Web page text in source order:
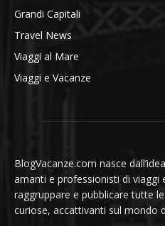
Grandi Capitali
Travel News
Viaggi al Mare
Viaggi e Vacanze
BlogVacanze.com nasce
amanti e professionisti di viaggi
raggruppare e pubblicare tutte
curiose, accattivanti sul mondo